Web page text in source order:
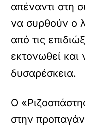
απέναντι στη
να συρθούν ο
από τις
εκτονωθεί και
δυσαρέσκεια.
Ο
στην